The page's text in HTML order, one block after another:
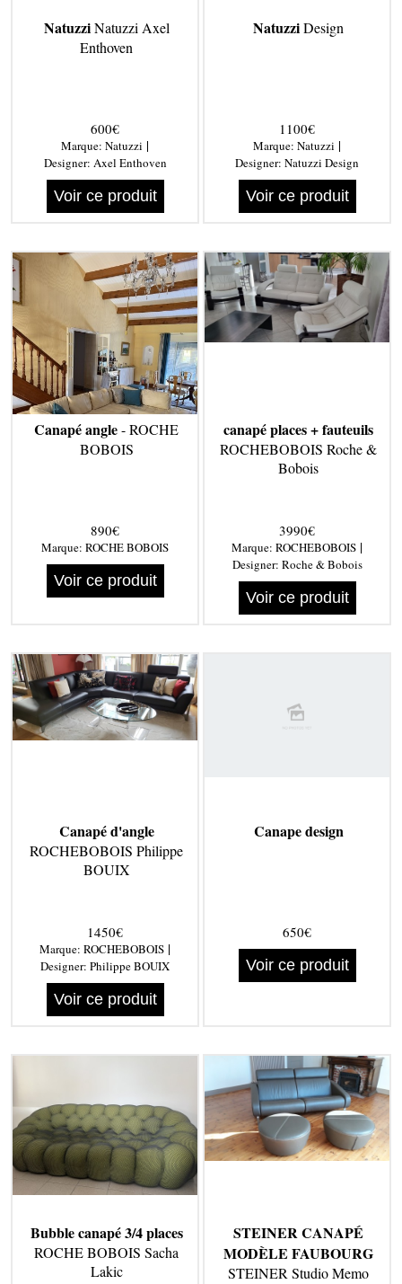
NatuzziNatuzzi Axel
Enthoven
600€
Marque: Natuzzi |
Designer: Axel Enthoven
Voir ce produit
NatuzziDesign
1100€
Marque: Natuzzi |
Designer: Natuzzi Design
Voir ce produit
Canapé angle- ROCHE
BOBOIS
890€
Marque: ROCHE BOBOIS
Voir ce produit
canapé places + fauteuils
ROCHEBOBOIS Roche &
Bobois
3990€
Marque: ROCHEBOBOIS |
Designer: Roche & Bobois
Voir ce produit
Canapé d'angle
ROCHEBOBOIS Philippe
BOUIX
1450€
Marque: ROCHEBOBOIS |
Designer: Philippe BOUIX
Voir ce produit
Canape design
650€
Voir ce produit
Bubble canapé 3/4 places
ROCHE BOBOIS Sacha
Lakic
STEINER CANAPÉ
MODÈLE FAUBOURG
STEINER Studio Memo